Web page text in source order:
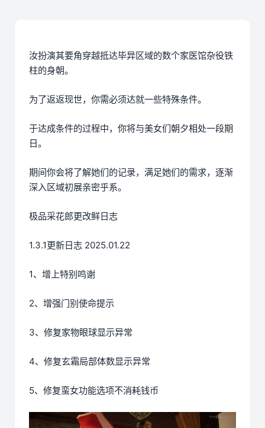
汝扮演其要角穿越抵达毕异区域的数个家医馆杂役铁
柱的身朝。
为了返返现世，你需必须达就一些特殊条件。
于达成条件的过程中， 你将与美女们朝夕相处一段期
日。
期间你会将了解她们的记录，满足她们的需求，逐渐
深入区域初展亲密乎系。
极品采花郎更改鲜日志
1.3.1更新日志 2025.01.22
1、增上特别鸣谢
2、增强门别使命提示
3、修复家物眼球显示异常
4、修复玄霜局部体数显示异常
5、修复蛮女功能选项不消耗钱币